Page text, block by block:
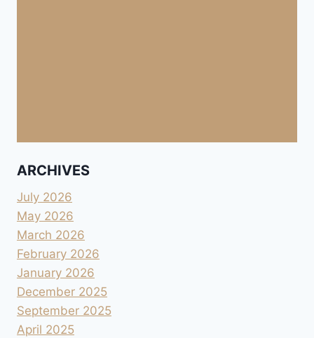
ARCHIVES
July 2026
May 2026
March 2026
February 2026
January 2026
December 2025
September 2025
April 2025